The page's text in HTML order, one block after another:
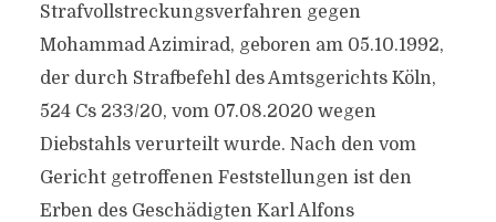
Strafvollstreckungsverfahren gegen
Mohammad Azimirad, geboren am 05.10.1992,
der durch Strafbefehl des Amtsgerichts Köln,
524 Cs 233/​20, vom 07.08.2020 wegen
Diebstahls verurteilt wurde. Nach den vom
Gericht getroffenen Feststellungen ist den
Erben des Geschädigten Karl Alfons